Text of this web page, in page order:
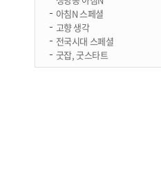
아침N 스페셜
고향 생각
전국시대 스페셜
굿잡, 굿스타트